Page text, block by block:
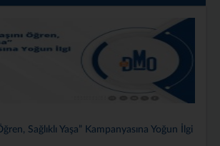
2025–2026 Dönemi Stajyerlerimiz İçin